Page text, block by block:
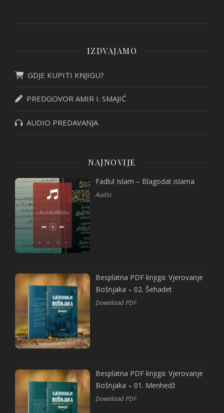
IZDVAJAMO
GDJE KUPITI KNJIGU?
PREDGOVOR AMIR I. SMAJIĆ
AUDIO PREDAVANJA
NAJNOVIJE
Fadlul Islam – Blagodat islama
Audio
Besplatna PDF knjiga: Vjerovanje
Bošnjaka – 02. Šehadet
Download PDF
Besplatna PDF knjiga: Vjerovanje
Bošnjaka – 01. Menhedž
Download PDF